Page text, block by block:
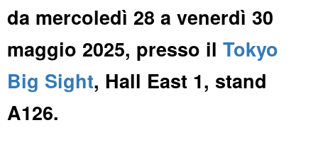
da mercoledì 28 a venerdì 30
maggio 2025, presso il Tokyo
Big Sight, Hall East 1, stand
A126.